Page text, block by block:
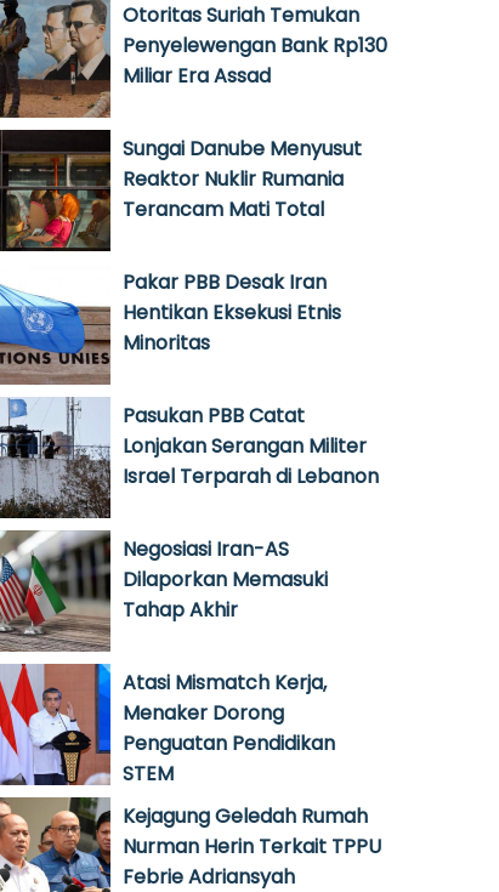
Otoritas Suriah Temukan
Penyelewengan Bank Rp130
Miliar Era Assad
Sungai Danube Menyusut
Reaktor Nuklir Rumania
Terancam Mati Total
Pakar PBB Desak Iran
Hentikan Eksekusi Etnis
Minoritas
Pasukan PBB Catat
Lonjakan Serangan Militer
Israel Terparah di Lebanon
Negosiasi Iran-AS
Dilaporkan Memasuki
Tahap Akhir
Atasi Mismatch Kerja,
Menaker Dorong
Penguatan Pendidikan
STEM
Kejagung Geledah Rumah
Nurman Herin Terkait TPPU
Febrie Adriansyah